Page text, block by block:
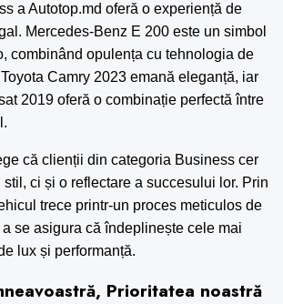
a Autotop.md oferă o experiență de
Mercedes-Benz E 200 este un simbol
combinând opulența cu tehnologia de
Camry 2023 emană eleganță, iar
2019 oferă o combinație perfectă între
că clienții din categoria Business cer
stil, ci și o reflectare a succesului lor. Prin
trece printr-un proces meticulos de
se asigura că îndeplinește cele mai
lux și performanță.
Prioritatea noastră